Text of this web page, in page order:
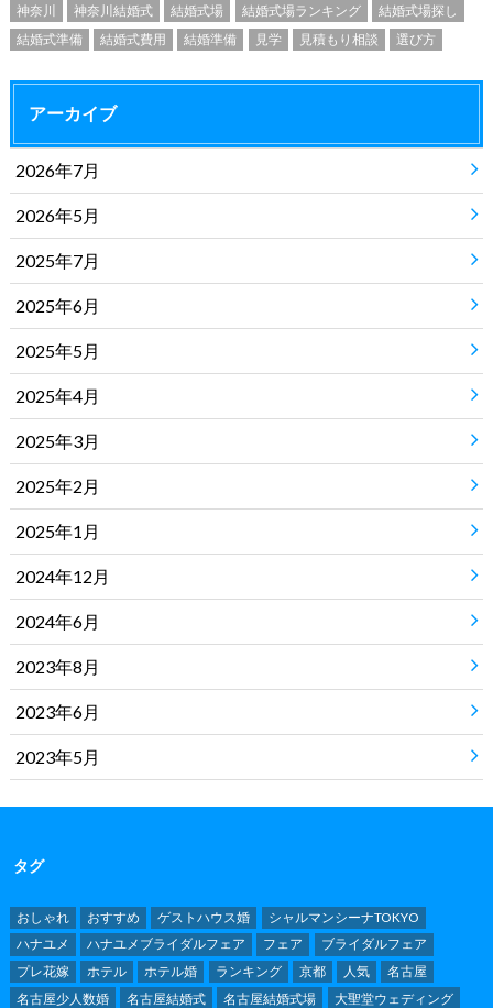
神奈川
神奈川結婚式 結婚式場 結婚式場ランキング
結婚式場探し
結婚式準備
結婚式費用 結婚準備 見学 見積もり相談 選び方
アーカイブ
2026年7月
2026年5月
2025年7月
2025年6月
2025年5月
2025年4月
2025年3月
2025年2月
2025年1月
2024年12月
2024年6月
2023年8月
2023年6月
2023年5月
タグ
おしゃれ おすすめ ゲストハウス婚
シャルマンシーナTOKYO
ハナユメ
ハナユメブライダルフェア フェア
ブライダルフェア
プレ花嫁
ホテル ホテル婚 ランキング 京都 人気
名古屋
名古屋少人数婚
名古屋結婚式 名古屋結婚式場
大聖堂ウェディング